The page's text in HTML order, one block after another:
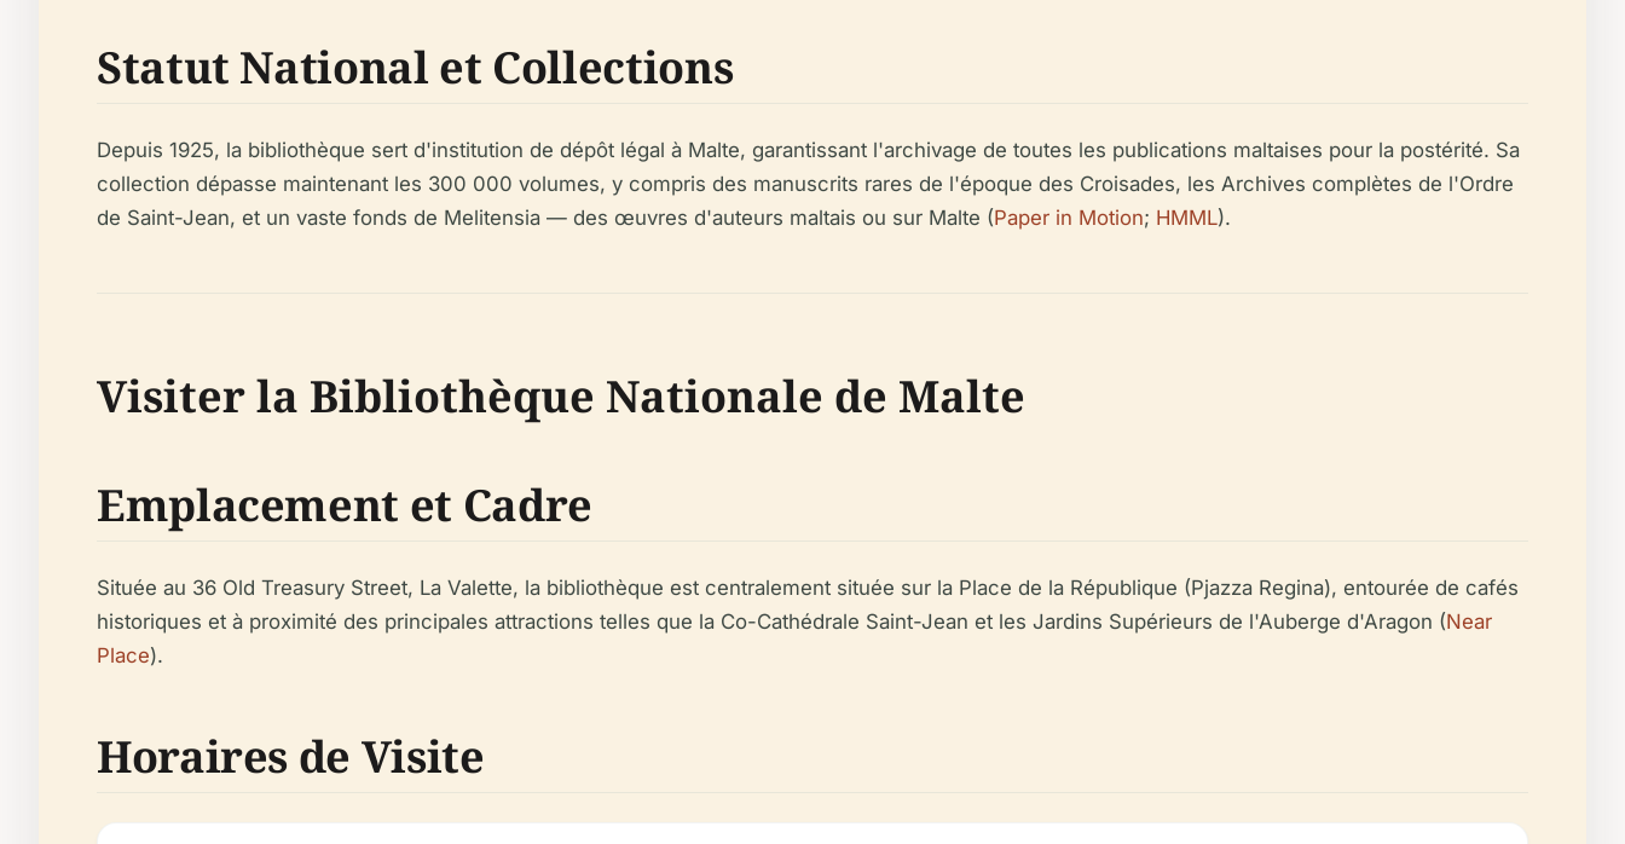
Statut National et Collections
Depuis 1925, la bibliothèque sert d'institution de dépôt légal à Malte, garantissant l'archivage de toutes les publications maltaises pour la postérité. Sa
collection dépasse maintenant les 300 000 volumes, y compris des manuscrits rares de l'époque des Croisades, les Archives complètes de l'Ordre
de Saint-Jean, et un vaste fonds de Melitensia — des œuvres d'auteurs maltais ou sur Malte (Paper in Motion; HMML).
Visiter la Bibliothèque Nationale de Malte
Emplacement et Cadre
Située au 36 Old Treasury Street, La Valette, la bibliothèque est centralement située sur la Place de la République (Pjazza Regina), entourée de cafés
historiques et à proximité des principales attractions telles que la Co-Cathédrale Saint-Jean et les Jardins Supérieurs de l'Auberge d'Aragon (Near
Place).
Horaires de Visite